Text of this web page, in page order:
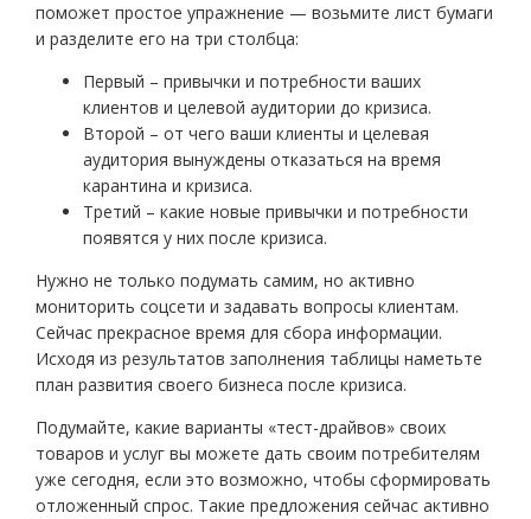
поможет простое упражнение — возьмите лист бумаги
и разделите его на три столбца:
Первый – привычки и потребности ваших
клиентов и целевой аудитории до кризиса.
Второй – от чего ваши клиенты и целевая
аудитория вынуждены отказаться на время
карантина и кризиса.
Третий – какие новые привычки и потребности
появятся у них после кризиса.
Нужно не только подумать самим, но активно
мониторить соцсети и задавать вопросы клиентам.
Сейчас прекрасное время для сбора информации.
Исходя из результатов заполнения таблицы наметьте
план развития своего бизнеса после кризиса.
Подумайте, какие варианты «тест-драйвов» своих
товаров и услуг вы можете дать своим потребителям
уже сегодня, если это возможно, чтобы сформировать
отложенный спрос. Такие предложения сейчас активно